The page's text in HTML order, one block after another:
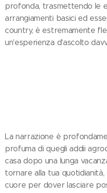
profonda, trasmettendo le
arrangiamenti basici ed
country, è estremamente
un'esperienza d'ascolto
La narrazione è
profuma di quegli addii
casa dopo una lunga
tornare alla tua
cuore per dover lasciare